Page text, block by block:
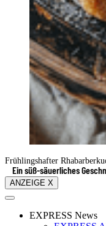
Frühlingshafter
Ein süß-säuerliches
ANZEIGE X
EXPRESS News